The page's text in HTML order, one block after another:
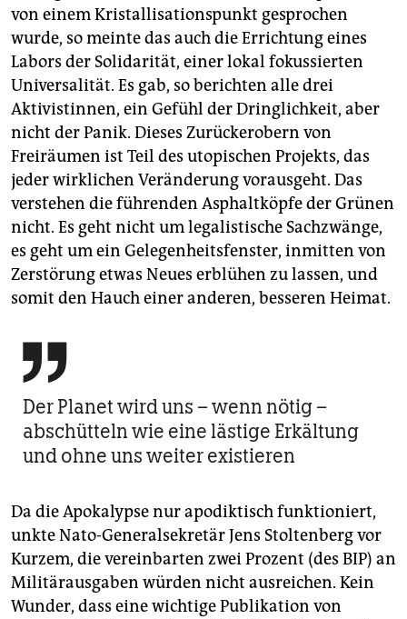
von einem Kristallisationspunkt gesprochen
wurde, so meinte das auch die Errichtung eines
Labors der Solidarität, einer lokal fokussierten
Universalität. Es gab, so berichten alle drei
Aktivistinnen, ein Gefühl der Dringlichkeit, aber
nicht der Panik. Dieses Zurückerobern von
Freiräumen ist Teil des utopischen Projekts, das
jeder wirklichen Veränderung vorausgeht. Das
verstehen die führenden Asphaltköpfe der Grünen
nicht. Es geht nicht um legalistische Sachzwänge,
es geht um ein Gelegenheitsfenster, inmitten von
Zerstörung etwas Neues erblühen zu lassen, und
somit den Hauch einer anderen, besseren Heimat.

Der Planet wird uns – wenn nötig –
abschütteln wie eine lästige Erkältung
und ohne uns weiter existieren
Da die Apokalypse nur apodiktisch funktioniert,
unkte Nato-Generalsekretär Jens Stoltenberg vor
Kurzem, die vereinbarten zwei Prozent (des BIP) an
Militärausgaben würden nicht ausreichen. Kein
Wunder, dass eine wichtige Publikation von